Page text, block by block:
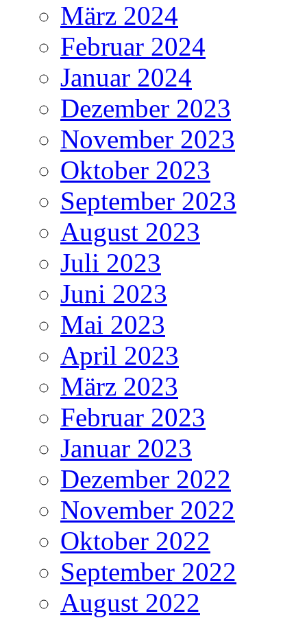
März 2024
Februar 2024
Januar 2024
Dezember 2023
November 2023
Oktober 2023
September 2023
August 2023
Juli 2023
Juni 2023
Mai 2023
April 2023
März 2023
Februar 2023
Januar 2023
Dezember 2022
November 2022
Oktober 2022
September 2022
August 2022